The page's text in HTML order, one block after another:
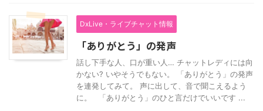
DxLive・ライブチャット情報
「ありがとう」の発声
話し下手な人、口が重い人… チャットレディには向
かない? いやそうでもない。 「ありがとう」の発声
を連発してみて。 声に出して、音で聞こえるよう
に。 「ありがとう」のひと言だけでいいです ...